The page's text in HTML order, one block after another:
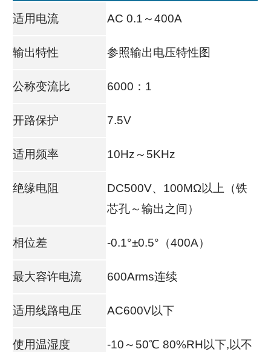
适用电流 AC 0.1～400A
输出特性 参照输出电压特性图
公称变流比 6000：1
开路保护 7.5V
适用频率 10Hz～5KHz
绝缘电阻
DC500V、100MΩ以上（铁
芯孔～输出之间）
相位差 -0.1°±0.5°（400A）
最大容许电流 600Arms连续
适用线路电压 AC600V以下
使用温湿度
-10～50℃ 80%RH以下,以不